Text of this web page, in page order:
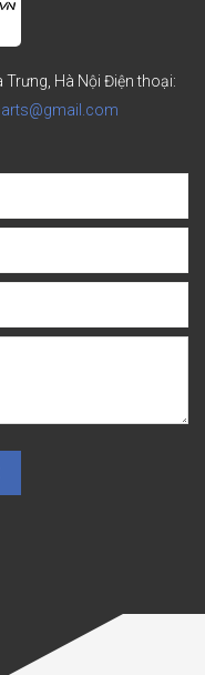
Trưng, Hà Nội Điện thoại: